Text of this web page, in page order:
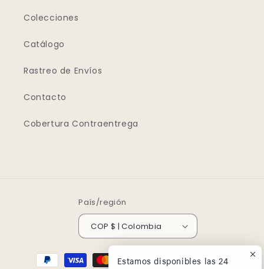
Colecciones
Catálogo
Rastreo de Envíos
Contacto
Cobertura Contraentrega
País/región
COP $ | Colombia
Formas
Estamos disponibles las 24